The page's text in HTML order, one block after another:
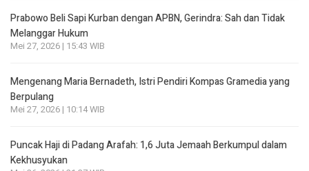
Prabowo Beli Sapi Kurban dengan APBN, Gerindra: Sah dan Tidak
Melanggar Hukum
Mei 27, 2026 | 15:43 WIB
Mengenang Maria Bernadeth, Istri Pendiri Kompas Gramedia yang
Berpulang
Mei 27, 2026 | 10:14 WIB
Puncak Haji di Padang Arafah: 1,6 Juta Jemaah Berkumpul dalam
Kekhusyukan